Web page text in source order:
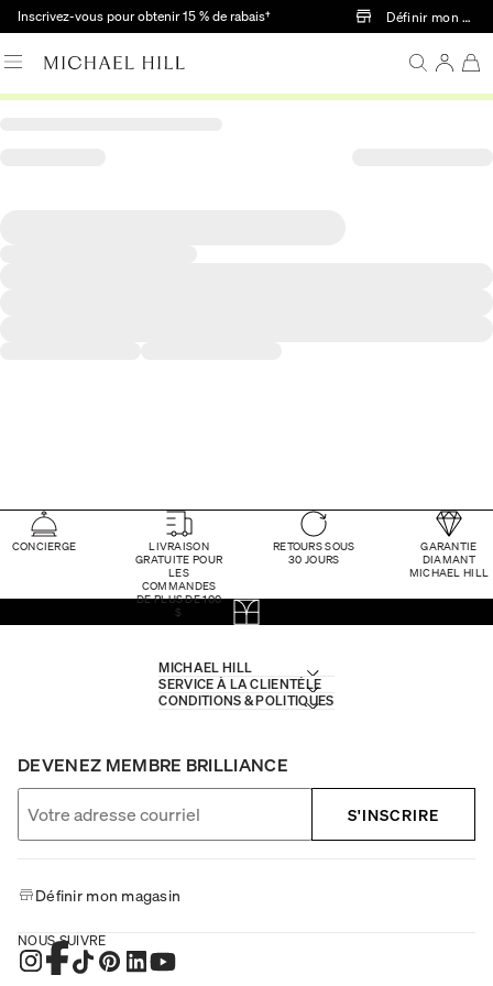
Passer au contenu principal
Inscrivez-vous pour obtenir 15 % de rabais† Définir mon
CONCIERGE
LIVRAISON
GRATUITE POUR
LES
COMMANDES
DE PLUS DE 100
$
RETOURS SOUS
30 JOURS
GARANTIE
DIAMANT
MICHAEL HILL
MICHAEL HILL
SERVICE À LA CLIENTÈLE
CONDITIONS & POLITIQUES
DEVENEZ MEMBRE BRILLIANCE
S'INSCRIRE
Définir mon magasin
NOUS SUIVRE